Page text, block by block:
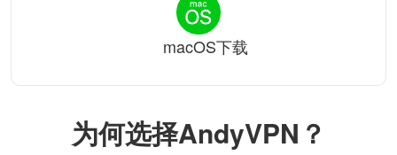
为何选择AndyVPN？
macOS下载